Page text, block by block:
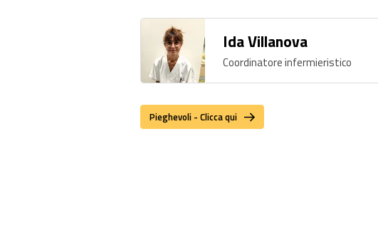
Ida Villanova
Coordinatore infermieristico
Pieghevoli - Clicca qui